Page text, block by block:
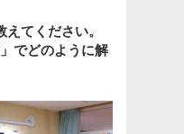
てください。
でどのように解